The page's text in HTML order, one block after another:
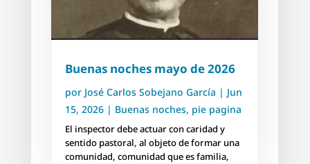
Buenas noches mayo de 2026
por José Carlos Sobejano García | Jun
15, 2026| Buenas noches, pie pagina
El inspector debe actuar con caridad y
sentido pastoral, al objeto de formar una
comunidad, comunidad que es familia,